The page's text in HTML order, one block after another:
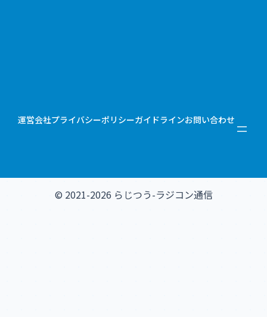
運営会社プライバシーポリシーガイドラインお問い合わせ
© 2021-2026 らじつう-ラジコン通信